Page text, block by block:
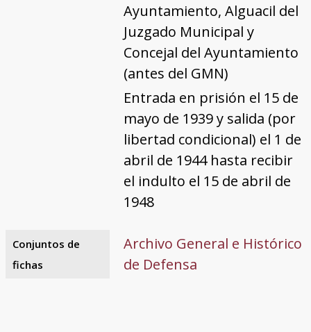
Ayuntamiento, Alguacil del
Juzgado Municipal y
Concejal del Ayuntamiento
(antes del GMN)
Entrada en prisión el 15 de
mayo de 1939 y salida (por
libertad condicional) el 1 de
abril de 1944 hasta recibir
el indulto el 15 de abril de
1948
Conjuntos de
fichas
Archivo General e Histórico
de Defensa